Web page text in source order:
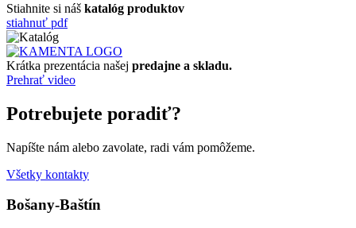
Stiahnite si náš katalóg produktov
stiahnuť pdf
Krátka prezentácia našej predajne a skladu.
Prehrať video
Potrebujete poradiť?
Napíšte nám alebo zavolate, radi vám pomôžeme.
Všetky kontakty
Bošany-Baštín